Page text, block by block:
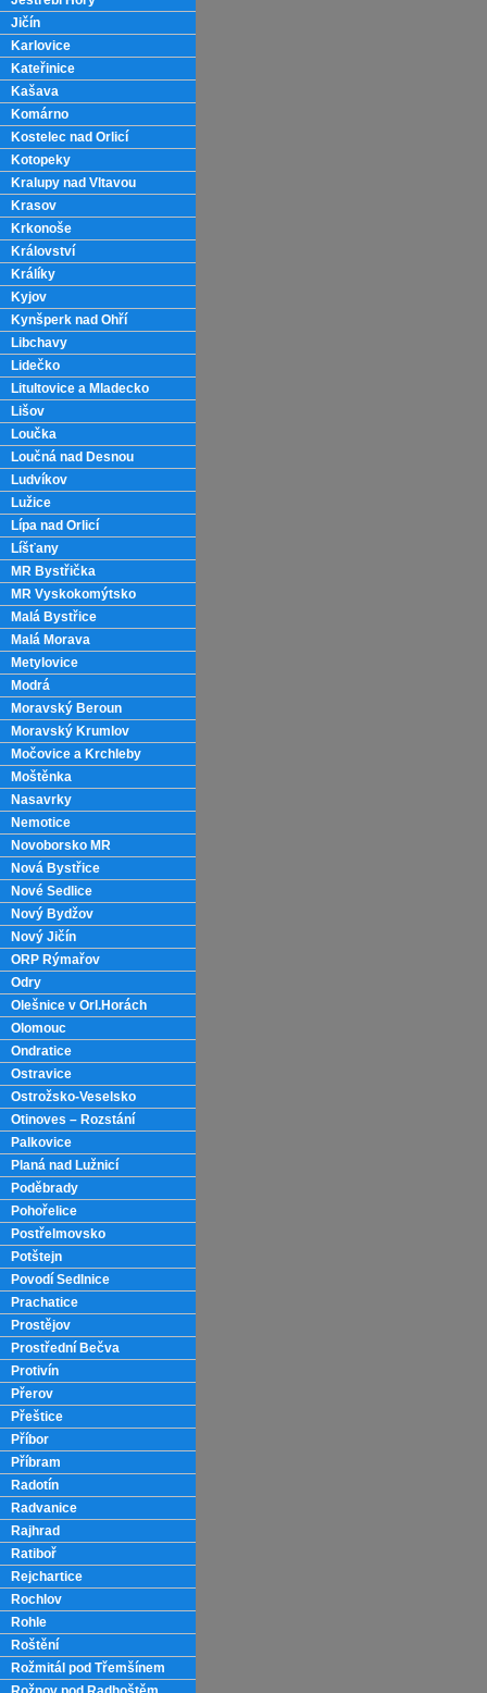
Jičín
Karlovice
Kateřinice
Kašava
Komárno
Kostelec nad Orlicí
Kotopeky
Kralupy nad Vltavou
Krasov
Krkonoše
Království
Králíky
Kyjov
Kynšperk nad Ohří
Libchavy
Lidečko
Litultovice a Mladecko
Lišov
Loučka
Loučná nad Desnou
Ludvíkov
Lužice
Lípa nad Orlicí
Líšťany
MR Bystřička
MR Vyskokomýtsko
Malá Bystřice
Malá Morava
Metylovice
Modrá
Moravský Beroun
Moravský Krumlov
Močovice a Krchleby
Moštěnka
Nasavrky
Nemotice
Novoborsko MR
Nová Bystřice
Nové Sedlice
Nový Bydžov
Nový Jičín
ORP Rýmařov
Odry
Olešnice v Orl.Horách
Olomouc
Ondratice
Ostravice
Ostrožsko-Veselsko
Otinoves – Rozstání
Palkovice
Planá nad Lužnicí
Poděbrady
Pohořelice
Postřelmovsko
Potštejn
Povodí Sedlnice
Prachatice
Prostějov
Prostřední Bečva
Protivín
Přerov
Přeštice
Příbor
Příbram
Radotín
Radvanice
Rajhrad
Ratiboř
Rejchartice
Rochlov
Rohle
Roštění
Rožmitál pod Třemšínem